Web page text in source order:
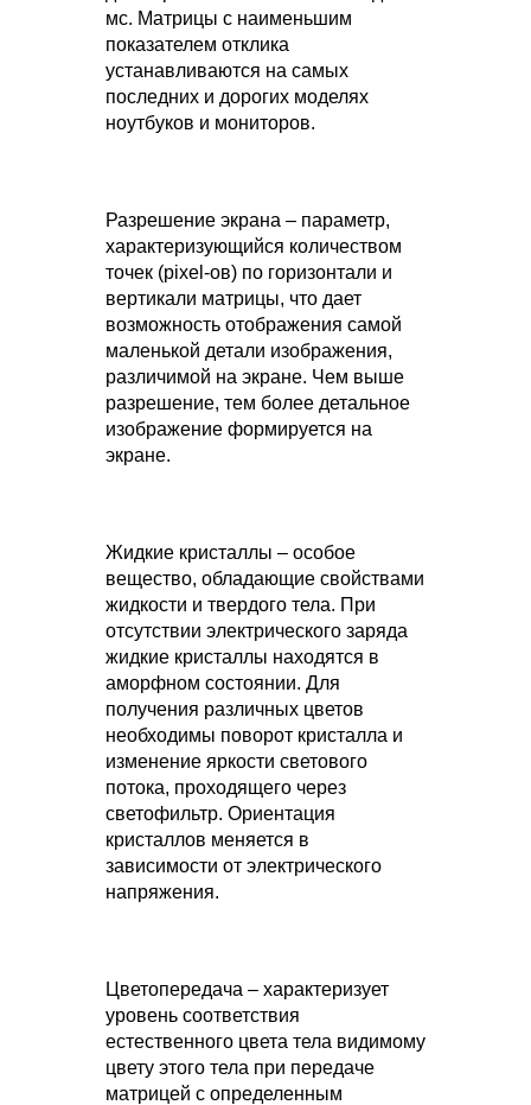
мс. Матрицы с наименьшим
показателем отклика
устанавливаются на самых
последних и дорогих моделях
ноутбуков и мониторов.
Разрешение экрана – параметр,
характеризующийся количеством
точек (pixel-ов) по горизонтали и
вертикали матрицы, что дает
возможность отображения самой
маленькой детали изображения,
различимой на экране. Чем выше
разрешение, тем более детальное
изображение формируется на
экране.
Жидкие кристаллы – особое
вещество, обладающие свойствами
жидкости и твердого тела. При
отсутствии электрического заряда
жидкие кристаллы находятся в
аморфном состоянии. Для
получения различных цветов
необходимы поворот кристалла и
изменение яркости светового
потока, проходящего через
светофильтр. Ориентация
кристаллов меняется в
зависимости от электрического
напряжения.
Цветопередача – характеризует
уровень соответствия
естественного цвета тела видимому
цвету этого тела при передаче
матрицей с определенным